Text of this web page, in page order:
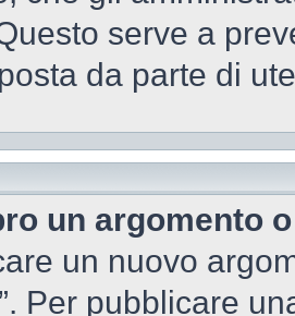
serve a
da parte di
un argomento
un nuovo
Per pubblicare